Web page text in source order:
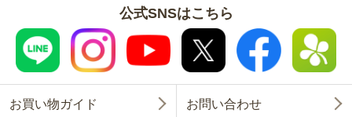
公式SNSはこちら
お買い物ガイド お問い合わせ